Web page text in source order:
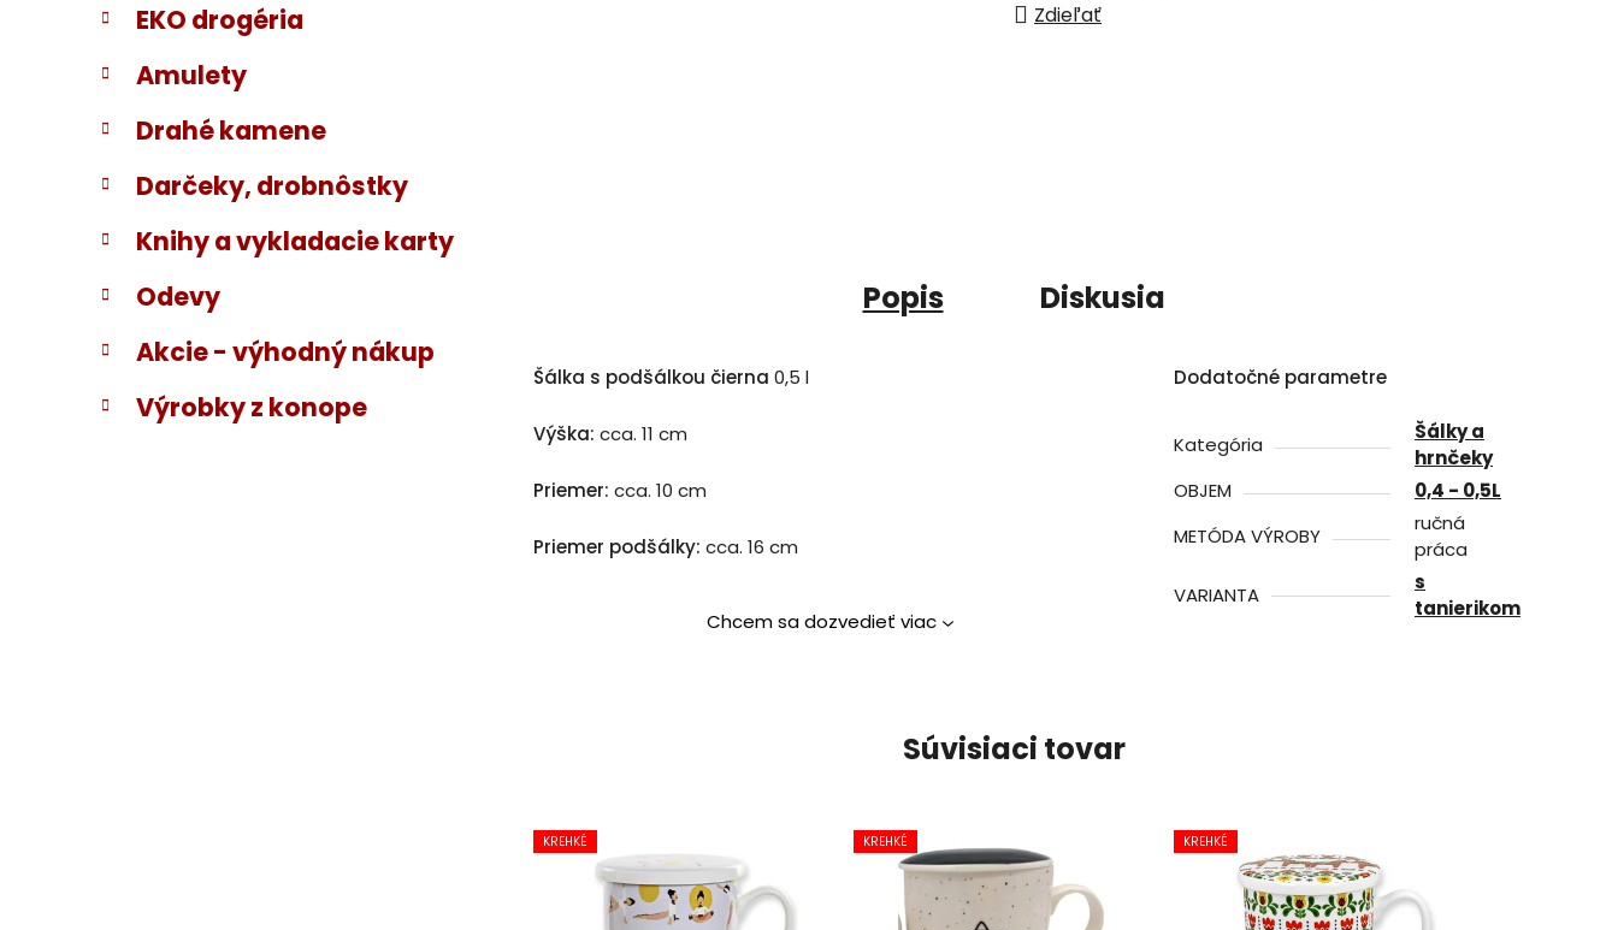
EKO drogéria
Amulety
Drahé kamene
Darčeky, drobnôstky
Knihy a vykladacie karty
Odevy
Akcie - výhodný nákup
Výrobky z konope
Zdieľať
Popis Diskusia
Šálka s podšálkou čierna 0,5 l
Výška: cca. 11 cm
Priemer: cca. 10 cm
Priemer podšálky: cca. 16 cm
Chcem sa dozvedieť viac
Dodatočné parametre
Kategória
Šálky a
hrnčeky
OBJEM
0,4 - 0,5L
METÓDA VÝROBY
ručná
práca
VARIANTA
s
tanierikom
Súvisiaci tovar
KREHKÉ KREHKÉ KREHKÉ